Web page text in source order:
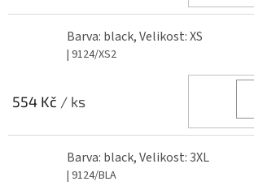
Barva: black, Velikost: XS
| 9124/XS2
554 Kč / ks
Barva: black, Velikost: 3XL
| 9124/BLA